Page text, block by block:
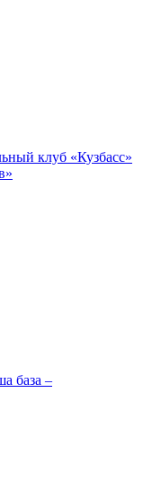
клуб «Кузбасс»
база –